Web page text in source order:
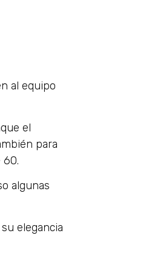
al equipo
el
para
60.
algunas
elegancia